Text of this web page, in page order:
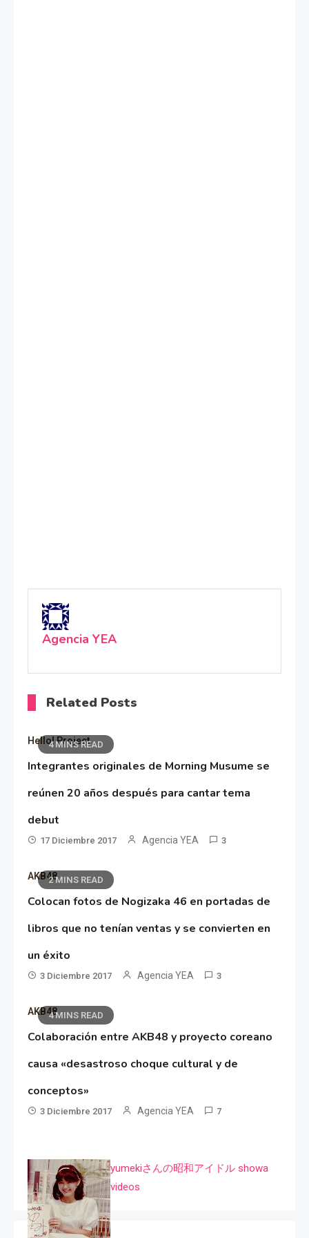
Agencia YEA
Related Posts
4 MINS READ
Hello! Project
Integrantes originales de Morning Musume se
reúnen 20 años después para cantar tema
debut
17 Diciembre 2017 Agencia YEA 3
2 MINS READ
AKB48
Colocan fotos de Nogizaka 46 en portadas de
libros que no tenían ventas y se convierten en
un éxito
3 Diciembre 2017 Agencia YEA 3
4 MINS READ
AKB48
Colaboración entre AKB48 y proyecto coreano
causa «desastroso choque cultural y de
conceptos»
3 Diciembre 2017 Agencia YEA 7
yumekiさんの昭和アイドル showa
videos